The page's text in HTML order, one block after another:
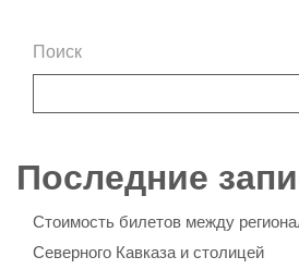
Поиск
Последние
Стоимость билетов между
Северного Кавказа и столицей